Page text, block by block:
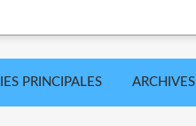
PRINCIPALES ARCHIVES